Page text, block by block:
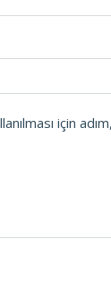
için